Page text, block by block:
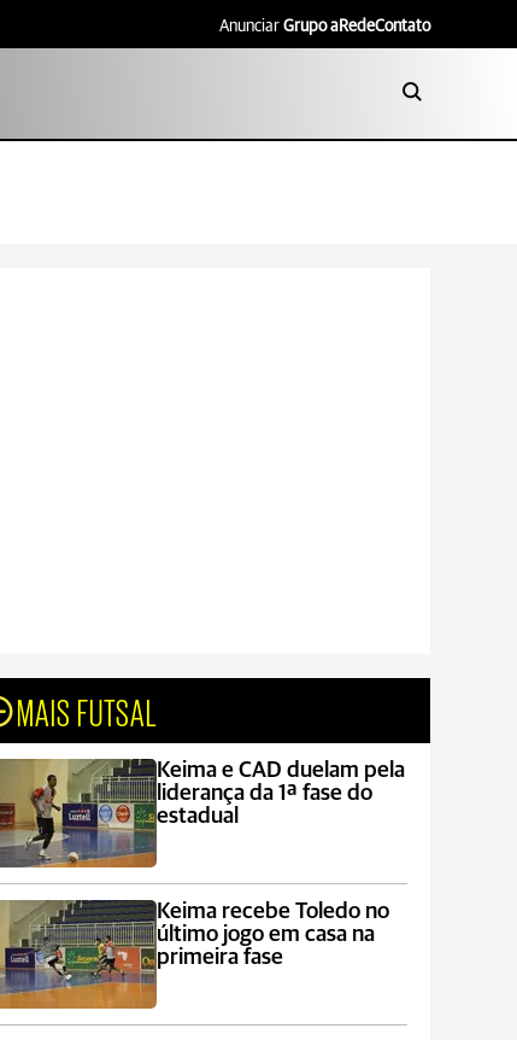
Anunciar Grupo aRedeContato
MAIS FUTSAL
Keima e CAD duelam pela
liderança da 1ª fase do
estadual
Keima recebe Toledo no
último jogo em casa na
primeira fase